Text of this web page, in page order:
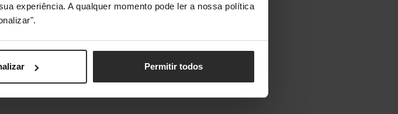
experiência. A qualquer momento pode ler a nossa política
Permitir todos